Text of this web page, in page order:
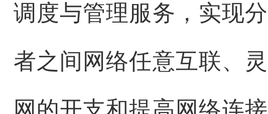
调度与管理服务，实现
者之间网络任意互联、